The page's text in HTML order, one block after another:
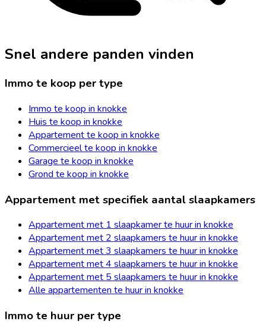
Snel andere panden vinden
Immo te koop per type
Immo te koop in knokke
Huis te koop in knokke
Appartement te koop in knokke
Commercieel te koop in knokke
Garage te koop in knokke
Grond te koop in knokke
Appartement met specifiek aantal slaapkamers
Appartement met 1 slaapkamer te huur in knokke
Appartement met 2 slaapkamers te huur in knokke
Appartement met 3 slaapkamers te huur in knokke
Appartement met 4 slaapkamers te huur in knokke
Appartement met 5 slaapkamers te huur in knokke
Alle appartementen te huur in knokke
Immo te huur per type